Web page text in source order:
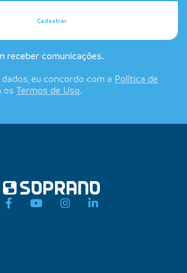
Cadastrar
receber comunicações.
eu concordo com a Política de
os Termos de Uso.